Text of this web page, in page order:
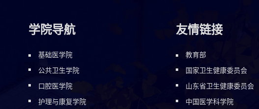
学院导航
基础医学院
公共卫生学院
口腔医学院
护理与康复学院
友情链接
教育部
国家卫生健康委员会
山东省卫生健康委员会
中国医学科学院